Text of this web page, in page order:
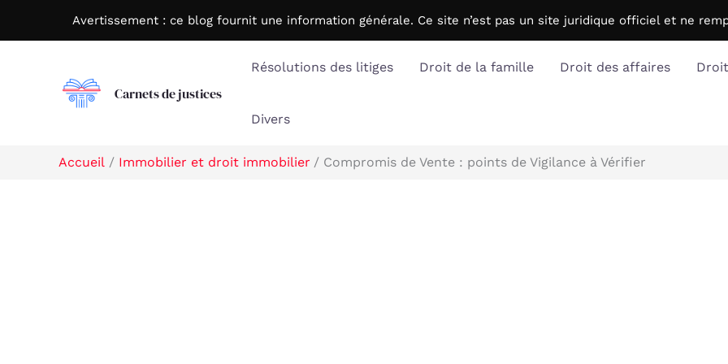
Avertissement : ce blog fournit une information générale. Ce site n’est pas un site juridique officiel et ne
Carnets de justices
Résolutions des litiges Droit de la famille Droit des affaires
Divers
Accueil Immobilier et droit immobilier Compromis de Vente : points de Vigilance à Vérifier